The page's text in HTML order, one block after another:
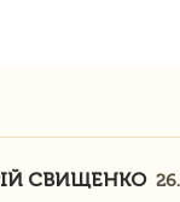
СВИЩЕНКО